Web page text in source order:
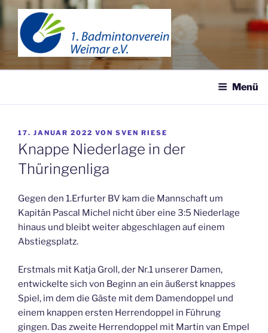
Zum
Inhalt
springen
1. BADMINTONVEREIN
Menü
VERÖFFENTLICHT
AM
17. JANUAR 2022 VON SVEN RIESE
Knappe Niederlage in der
Thüringenliga
Gegen den 1.Erfurter BV kam die Mannschaft um
Kapitän Pascal Michel nicht über eine 3:5 Niederlage
hinaus und bleibt weiter abgeschlagen auf einem
Abstiegsplatz.
Erstmals mit Katja Groll, der Nr.1 unserer Damen,
entwickelte sich von Beginn an ein äußerst knappes
Spiel, im dem die Gäste mit dem Damendoppel und
einem knappen ersten Herrendoppel in Führung
gingen. Das zweite Herrendoppel mit Martin van Empel